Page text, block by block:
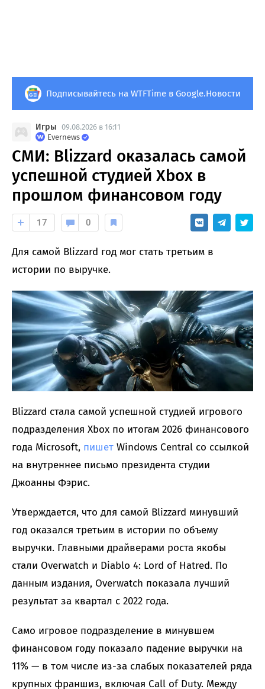
Подписывайтесь на WTFTime в Google.Новости
Игры 09.08.2026 в 16:11
Evernews
СМИ: Blizzard оказалась самой
успешной студией Xbox в
прошлом финансовом году
17 0
Для самой Blizzard год мог стать третьим в
истории по выручке.
Blizzard стала самой успешной студией игрового
подразделения Xbox по итогам 2026 финансового
года Microsoft, пишет Windows Central со ссылкой
на внутреннее письмо президента студии
Джоанны Фэрис.
Утверждается, что для самой Blizzard минувший
год оказался третьим в истории по объему
выручки. Главными драйверами роста якобы
стали Overwatch и Diablo 4: Lord of Hatred. По
данным издания, Overwatch показала лучший
результат за квартал с 2022 года.
Само игровое подразделение в минувшем
финансовом году показало падение выручки на
11% — в том числе из-за слабых показателей ряда
крупных франшиз, включая Call of Duty. Между